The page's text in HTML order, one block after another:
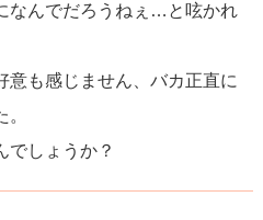
なんでだろうねぇ…と呟かれ
意も感じません、バカ正直に
でしょうか？